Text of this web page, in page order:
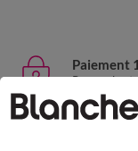
Paiement
Payez plus
Livraison